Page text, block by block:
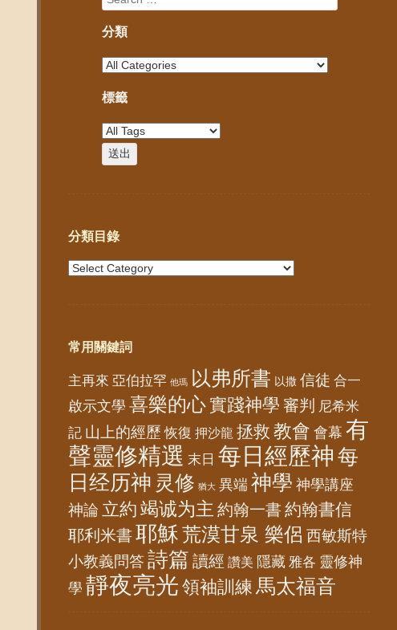
分類
標籤
分類目錄
常用關鍵詞
主再來 亞伯拉罕 他瑪 以弗所書 以撒 信徒 合一
啟示文學 喜樂的心實踐神學 審判 尼希米
記 山上的經歷 恢復 押沙龍 拯救 教會 會幕 有
聲靈修精選 末日 每日經歷神 每
日经历神 灵修 猶大 異端 神學 神學講座
神論 立約 竭诚为主 約翰一書 約翰書信
耶利米書 耶穌荒漠甘泉 樂侶 西敏斯特
小教義問答詩篇 讀經 讚美 隱藏 雅各 靈修神
學 靜夜亮光 領袖訓練 馬太福音